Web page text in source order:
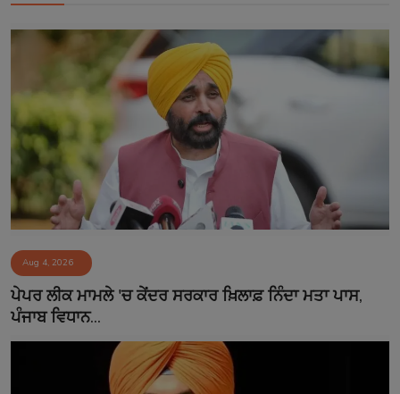
Aug 4, 2026
ਪੇਪਰ ਲੀਕ ਮਾਮਲੇ 'ਚ ਕੇਂਦਰ ਸਰਕਾਰ ਖ਼ਿਲਾਫ਼ ਨਿੰਦਾ ਮਤਾ ਪਾਸ,
ਪੰਜਾਬ ਵਿਧਾਨ...